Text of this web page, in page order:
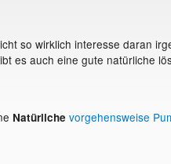
so wirklich interesse daran
es auch eine gute natürliche
Natürliche vorgehensweise